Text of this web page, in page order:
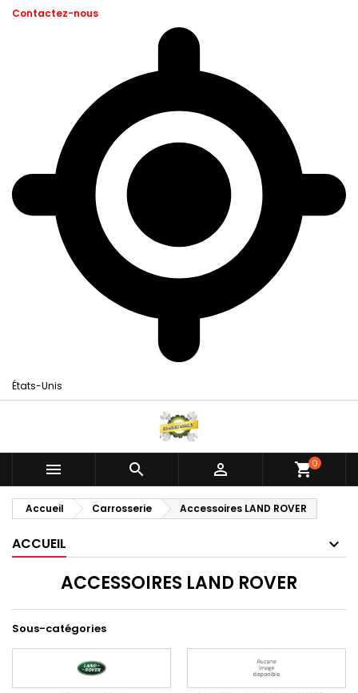
Contactez-nous
États-Unis
   shopping_cart0
Accueil Carrosserie Accessoires LAND ROVER
ACCUEIL
ACCESSOIRES LAND ROVER
Sous-catégories